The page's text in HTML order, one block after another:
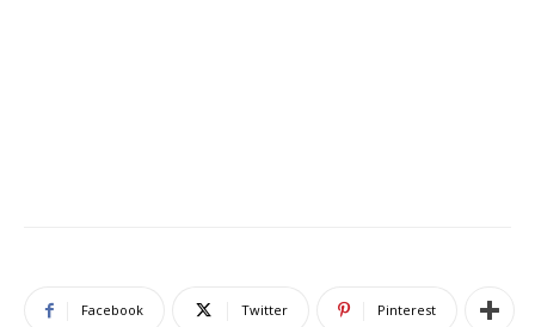
Facebook Twitter Pinterest